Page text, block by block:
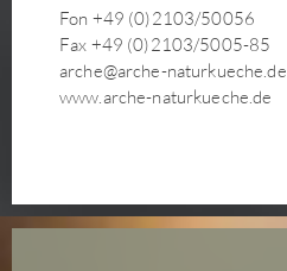
Fon +49 (0)2103/50056
Fax +49 (0)2103/5005-85
arche@arche-naturkueche.de
www.arche-naturkueche.de